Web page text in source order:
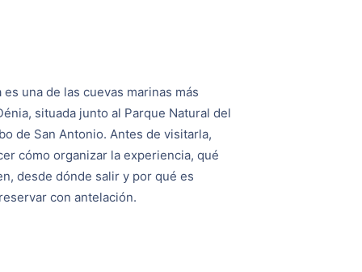
es una de las cuevas marinas más
situada junto al Parque Natural del
de San Antonio. Antes de visitarla,
cómo organizar la experiencia, qué
desde dónde salir y por qué es
con antelación.